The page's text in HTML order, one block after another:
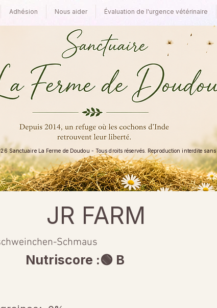
Adhésion Nous aider Évaluation de l'urgence vétérinaire
Sanctuaire La Ferme de Doudou - Tous droits réservés. Reproduction interdite
JR FARM
Schmaus
Nutriscore :🟢 B